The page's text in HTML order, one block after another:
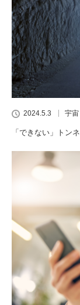
2024.5.3 宇宙
「できない」トン